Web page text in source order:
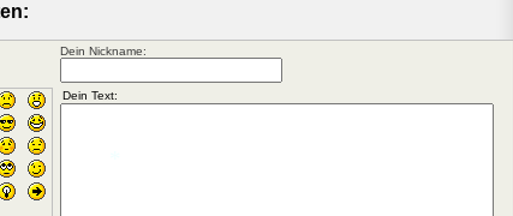
Dein Nickname: